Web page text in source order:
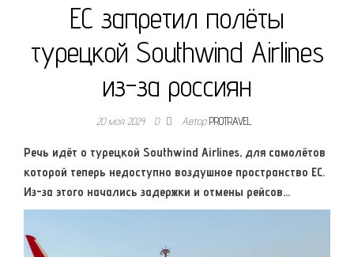
ЕС запретил полёты
турецкой Southwind Airlines
из-за россиян
20 мая 2024 0 АвторPROTRAVEL
Речь идёт о турецкой Southwind Airlines, для самолётов
которой теперь недоступно воздушное пространство ЕС.
Из-за этого начались задержки и отмены рейсов…